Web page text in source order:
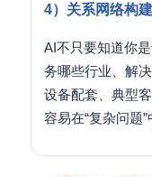
4）关系网络构
AI不只要知道你
务哪些行业、解
设备配套、典型
容易在“复杂问题”